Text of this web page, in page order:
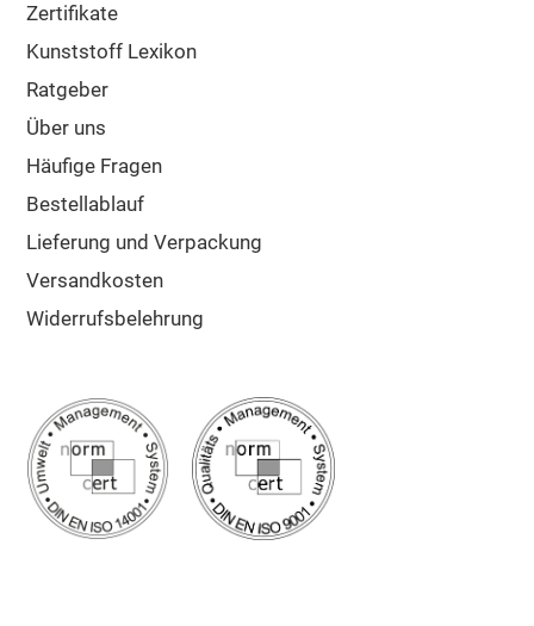
Zertifikate
Kunststoff Lexikon
Ratgeber
Über uns
Häufige Fragen
Bestellablauf
Lieferung und Verpackung
Versandkosten
Widerrufsbelehrung